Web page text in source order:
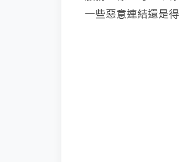
一些惡意連結還是